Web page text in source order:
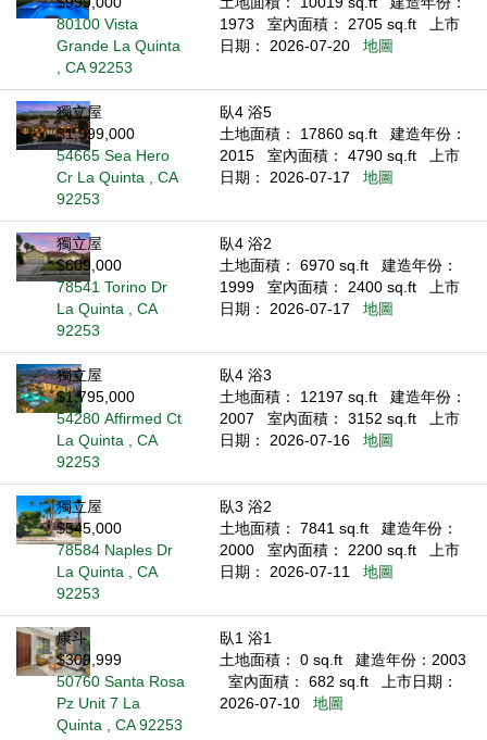
80100 Vista
Grande La Quinta
, CA 92253
1973
室內面積： 2705 sq.ft
上市
日期： 2026-07-20
地圖
獨立屋
$1,999,000
54665 Sea Hero
Cr La Quinta , CA
92253
臥4 浴5
土地面積： 17860 sq.ft
建造年份：
2015
室內面積： 4790 sq.ft
上市
日期： 2026-07-17
地圖
獨立屋
$609,000
78541 Torino Dr
La Quinta , CA
92253
臥4 浴2
土地面積： 6970 sq.ft
建造年份：
1999
室內面積： 2400 sq.ft
上市
日期： 2026-07-17
地圖
獨立屋
$1,795,000
54280 Affirmed Ct
La Quinta , CA
92253
臥4 浴3
土地面積： 12197 sq.ft
建造年份：
2007
室內面積： 3152 sq.ft
上市
日期： 2026-07-16
地圖
獨立屋
$545,000
78584 Naples Dr
La Quinta , CA
92253
臥3 浴2
土地面積： 7841 sq.ft
建造年份：
2000
室內面積： 2200 sq.ft
上市
日期： 2026-07-11
地圖
康斗
$309,999
50760 Santa Rosa
Pz Unit 7 La
Quinta , CA 92253
臥1 浴1
土地面積： 0 sq.ft
建造年份：2003
室內面積： 682 sq.ft
上市日期：
2026-07-10
地圖